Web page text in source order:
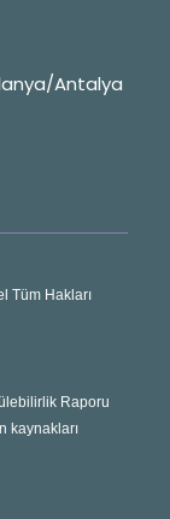
Antalya
Tüm Hakları
Raporu
kaynakları